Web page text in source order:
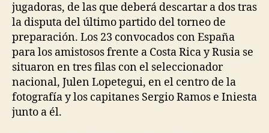
jugadoras, de las que deberá descartar a dos tras
la disputa del último partido del torneo de
preparación. Los 23 convocados con España
para los amistosos frente a Costa Rica y Rusia se
situaron en tres filas con el seleccionador
nacional, Julen Lopetegui, en el centro de la
fotografía y los capitanes Sergio Ramos e Iniesta
junto a él.